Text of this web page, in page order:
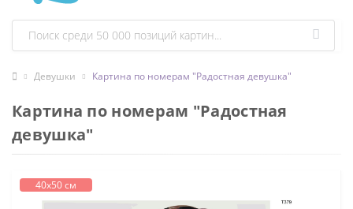
Девушки Картина по номерам "Радостная девушка"
Картина по номерам "Радостная
девушка"
40х50 см